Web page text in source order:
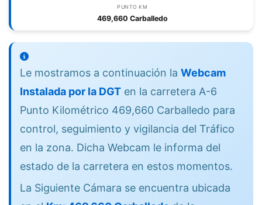
PUNTO KM
469,660 Carballedo
Le mostramos a continuación la Webcam
Instalada por la DGT en la carretera A-6
Punto Kilométrico 469,660 Carballedo para
control, seguimiento y vigilancia del Tráfico
en la zona. Dicha Webcam le informa del
estado de la carretera en estos momentos.
La Siguiente Cámara se encuentra ubicada